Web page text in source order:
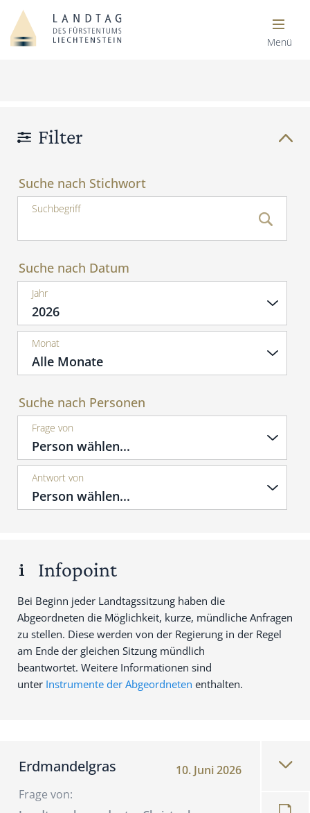
Menü
Filter
Suche nach Stichwort
Suchbegriff
Suche nach Datum
Jahr
Monat
Suche nach Personen
Frage von
Antwort von
Infopoint
Bei Beginn jeder Landtagssitzung haben die
Abgeordneten die Möglichkeit, kurze, mündliche Anfragen
zu stellen. Diese werden von der Regierung in der Regel
am Ende der gleichen Sitzung mündlich
beantwortet. Weitere Informationen sind
unter Instrumente der Abgeordneten enthalten.
Erdmandelgras
10. Juni 2026
Frage von: